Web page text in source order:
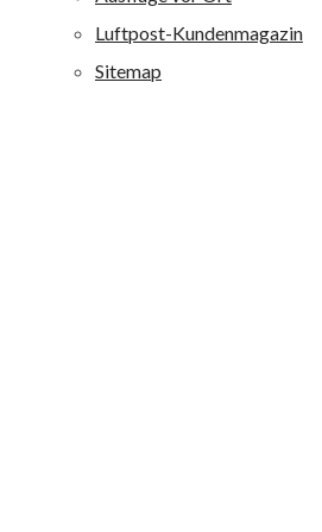
durch eine besondere
richtet sich mit diesen